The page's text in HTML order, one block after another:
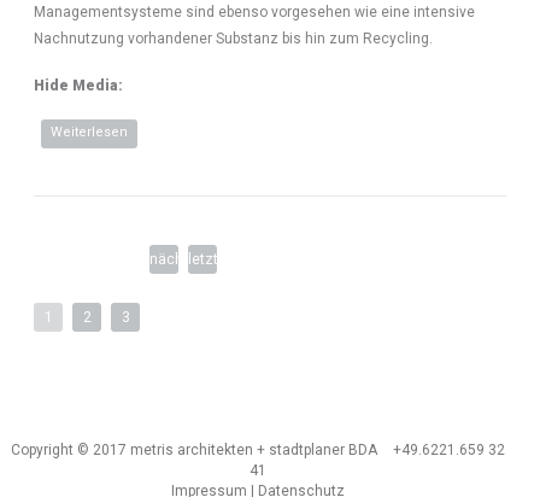
Managementsysteme sind ebenso vorgesehen wie eine intensive
Nachnutzung vorhandener Substanz bis hin zum Recycling.
Hide Media:
Weiterlesen
1 2 3
nächsteletzte
Copyright © 2017 metris architekten + stadtplaner BDA
+49.6221.659 32
41
Impressum | Datenschutz